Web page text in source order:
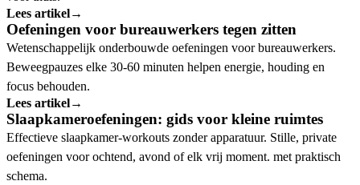
Lees artikel→
Oefeningen voor bureauwerkers tegen zitten
Wetenschappelijk onderbouwde oefeningen voor bureauwerkers.
Beweegpauzes elke 30-60 minuten helpen energie, houding en
focus behouden.
Lees artikel→
Slaapkameroefeningen: gids voor kleine ruimtes
Effectieve slaapkamer-workouts zonder apparatuur. Stille, private
oefeningen voor ochtend, avond of elk vrij moment. met praktisch
schema.